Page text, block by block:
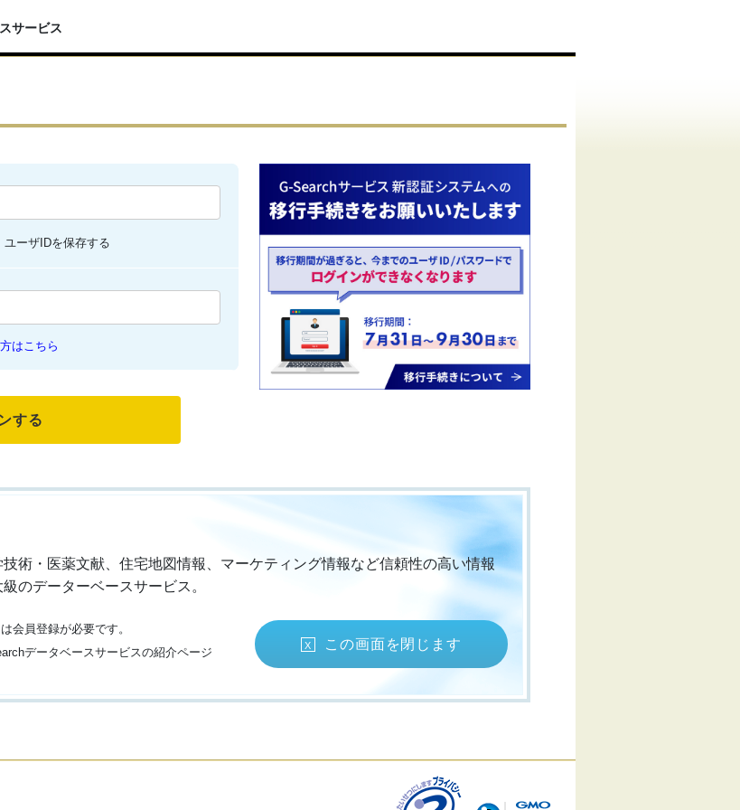
サービス
ユーザIDを保存する
はこちら
術・医薬文献、住宅地図情報、マーケティング情報など信頼性の高い情報
のデーターベースサービス。
会員登録が必要です。
データベースサービスの紹介ページ
この画面を閉じます